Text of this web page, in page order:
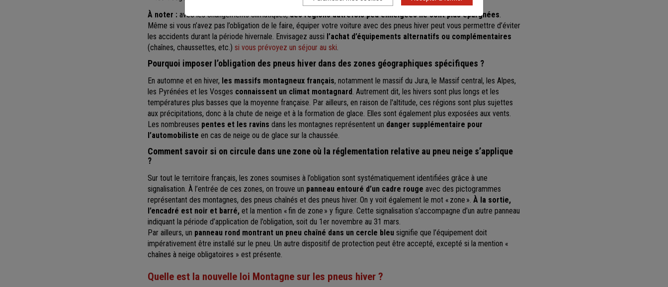
À noter : avec les changements climatiques,des régions autrefois peu enneigées ne sont plus épargnées
Même si vous n’avez pas l’obligation de le faire, équiper votre voiture avec des pneus hiver peut vous permettre d’éviter
les accidents durant la période hivernale. Envisagez aussi l’achat d’équipements alternatifs ou complémentaires
(chaînes, chaussettes, etc.) si vous prévoyez un séjour au ski
Pourquoi imposer l’obligation des pneus hiver dans des zones géographiques spécifiques ?
En automne et en hiver, les massifs montagneux français, notamment le massif du Jura, le Massif central, les Alpes,
les Pyrénées et les Vosges connaissent un climat montagnard . Autrement dit, les hivers sont plus longs et les
températures plus basses que la moyenne française. Par ailleurs, en raison de l'altitude, ces régions sont plus sujettes
aux précipitations, donc à la chute de neige et à la formation de glace. Elles sont également plus exposées aux vents.
Les nombreuses pentes et les ravins dans les montagnes représentent un danger supplémentaire pour
l’automobiliste en cas de neige ou de glace sur la chaussée.
Comment savoir si on circule dans une zone où la réglementation relative au pneu neige s’applique
?
Sur tout le territoire français, les zones soumises à l’obligation sont systématiquement identifiées grâce à une
signalisation. À l’entrée de ces zones, on trouve un panneau entouré d’un cadre rouge avec des pictogrammes
représentant des montagnes, des pneus chaînés et des pneus hiver. On y voit également le mot « zone ». À la sortie,
l’encadré est noir et barré, et la mention « fin de zone » y figure. Cette signalisation s’accompagne d’un autre panneau
indiquant la période d’application de l’obligation, soit du 1er novembre au 31 mars.
Par ailleurs, un panneau rond montrant un pneu chaîné dans un cercle bleu signifie que l’équipement doit
impérativement être installé sur le pneu. Un autre dispositif de protection peut être accepté, excepté si la mention «
chaînes à neige obligatoires » est présente.
Quelle est la nouvelle loi Montagne sur les pneus hiver ?